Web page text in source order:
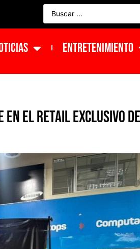
ENTRETENIMIENTO
en el retail exclusivo de